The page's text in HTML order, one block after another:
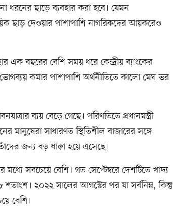
ধরনের ছাড়ে ব্যবহার করা হবে। যেমন
ছাড় দেওয়ার পাশাপাশি নাগরিকদের আয়করেও
এক বছরের বেশি সময় ধরে কেন্দ্রীয় ব্যাংকের
কমার পাশাপাশি অর্থনীতিতে কালো মেঘ ভর
ব্যয় বেড়ে গেছে। পরিণতিতে প্রধানমন্ত্রী
মানুষেরা সাধারণত স্থিতিশীল বাজারের সঙ্গে
জন্য বড় ধাক্কা হয়ে এসেছে।
সবচেয়ে বেশি। গত সেপ্টেম্বরে দেশটিতে খাদ্য
২০২২ সালের আগস্টের পর যা সর্বনিম্ন, কিন্তু
বেশি।